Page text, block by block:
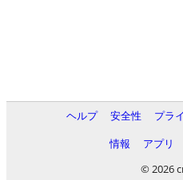
ヘルプ 安全性 プラ
情報
アプリ
© 2026